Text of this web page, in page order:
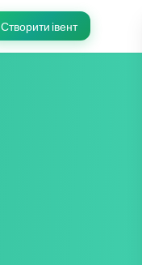
Створити івент